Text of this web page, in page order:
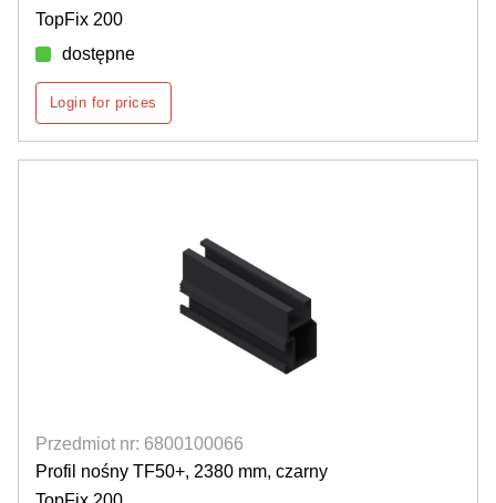
TopFix 200
dostępne
Login for prices
Przedmiot nr: 6800100066
Profil nośny TF50+, 2380 mm, czarny